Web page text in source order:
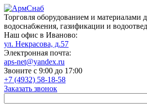
Торговля оборудованием и материалами
водоснабжения, газификации и
Наш офис в Иваново:
ул. Некрасова, д.57
Электронная почта:
aps-net@yandex.ru
Звоните с 9:00 до 17:00
+7 (4932) 58-18-58
Заказать звонок